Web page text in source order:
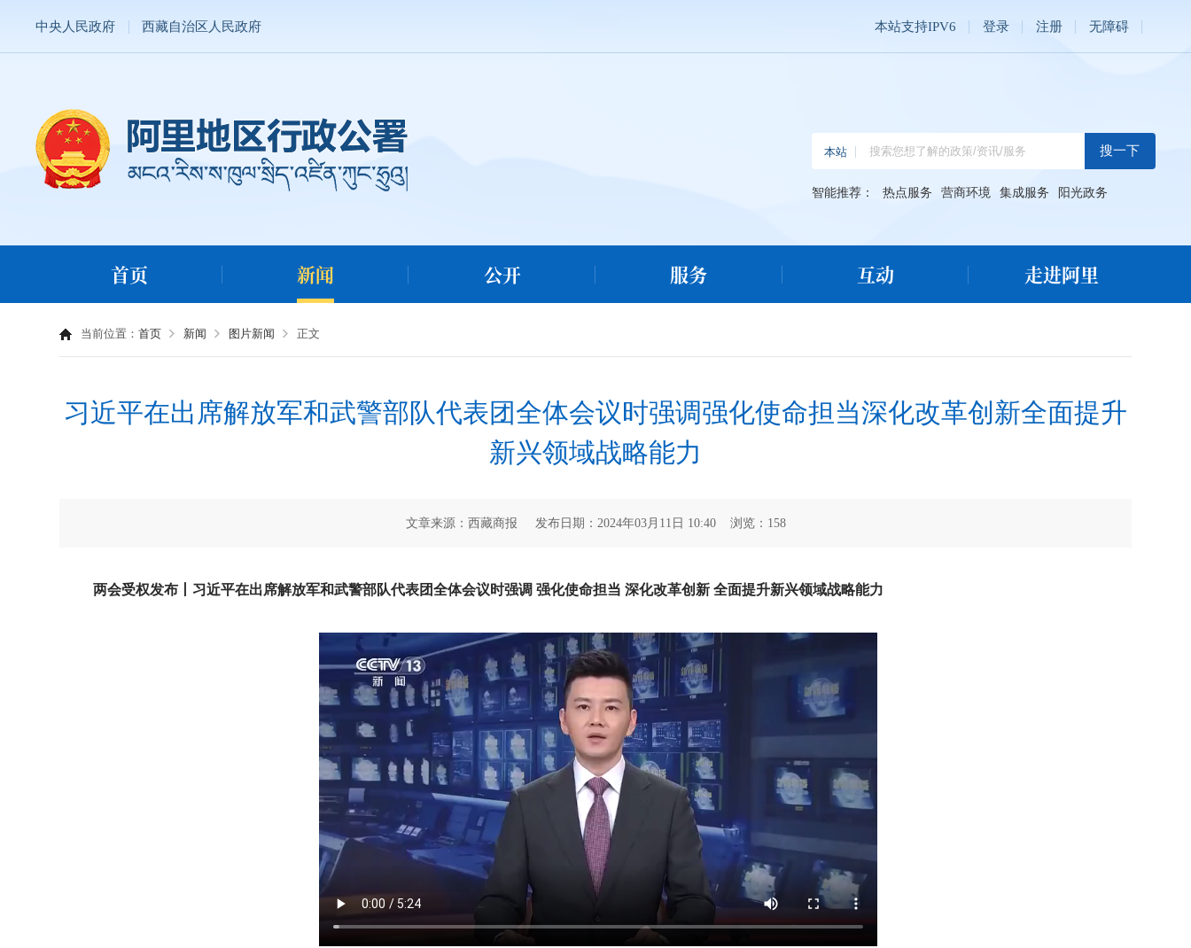
中央人民政府 西藏自治区人民政府 本站支持IPV6 登录 注册 无障碍
智能推荐： 热点服务 营商环境 集成服务 阳光政务
首页 新闻 公开 服务 互动 走进阿里
当前位置：首页 新闻 图片新闻 正文
习近平在出席解放军和武警部队代表团全体会议时强调强化使命担当深化改革创新全面提升
新兴领域战略能力
文章来源：西藏商报 发布日期：2024年03月11日 10:40 浏览： 158
两会受权发布丨习近平在出席解放军和武警部队代表团全体会议时强调 强化使命担当 深化改革创新 全面提升新兴领域战略能力